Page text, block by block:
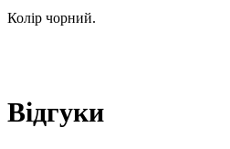
Колір чорний.
Відгуки